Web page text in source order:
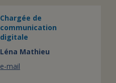
Chargée de
communication
digitale
Léna Mathieu
e-mail